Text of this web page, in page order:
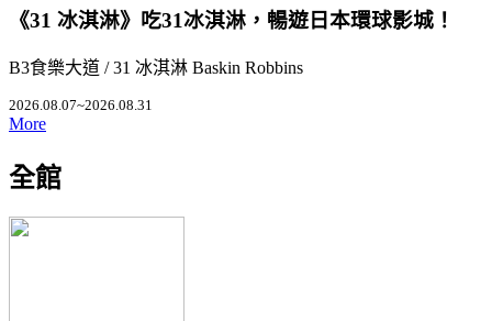
《31 冰淇淋》吃31冰淇淋，暢遊日本環球影城！
B3食樂大道 / 31 冰淇淋 Baskin Robbins
2026.08.07~2026.08.31
More
全館